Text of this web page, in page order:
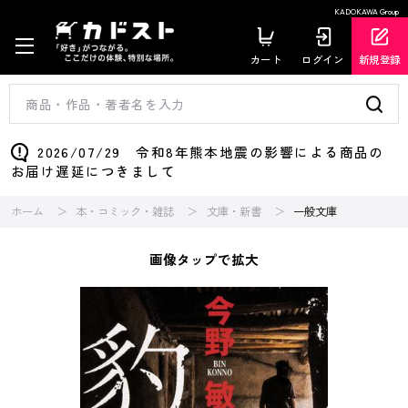
KADOKAWA Group
カート ログイン 新規登録
2026/07/29 令和8年熊本地震の影響による商品の
お届け遅延につきまして
ホーム 本・コミック・雑誌 文庫・新書 一般文庫
画像タップで拡大